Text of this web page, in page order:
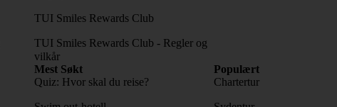
TUI Smiles Rewards Club
TUI Smiles Rewards Club - Regler og
vilkår
Mest Søkt
Quiz: Hvor skal du reise?
Populært
Chartertur